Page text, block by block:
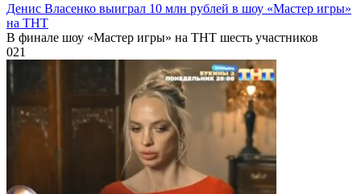
Денис Власенко выиграл 10 млн рублей в шоу «Мастер игры»
на ТНТ
В финале шоу «Мастер игры» на ТНТ шесть участников
021